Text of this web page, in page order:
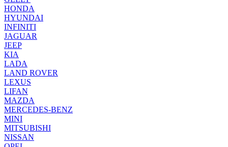
HONDA
HYUNDAI
INFINITI
JAGUAR
JEEP
KIA
LADA
LAND ROVER
LEXUS
LIFAN
MAZDA
MERCEDES-BENZ
MINI
MITSUBISHI
NISSAN